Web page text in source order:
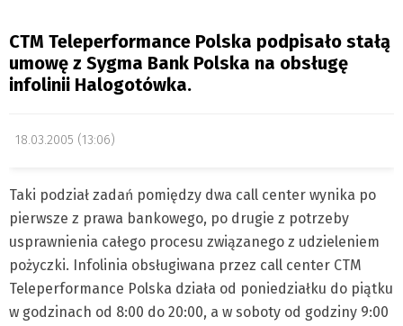
CTM Teleperformance Polska podpisało stałą
umowę z Sygma Bank Polska na obsługę
infolinii Halogotówka.
18.03.2005 (13:06)
Taki podział zadań pomiędzy dwa call center wynika po
pierwsze z prawa bankowego, po drugie z potrzeby
usprawnienia całego procesu związanego z udzieleniem
pożyczki. Infolinia obsługiwana przez call center CTM
Teleperformance Polska działa od poniedziałku do piątku
w godzinach od 8:00 do 20:00, a w soboty od godziny 9:00